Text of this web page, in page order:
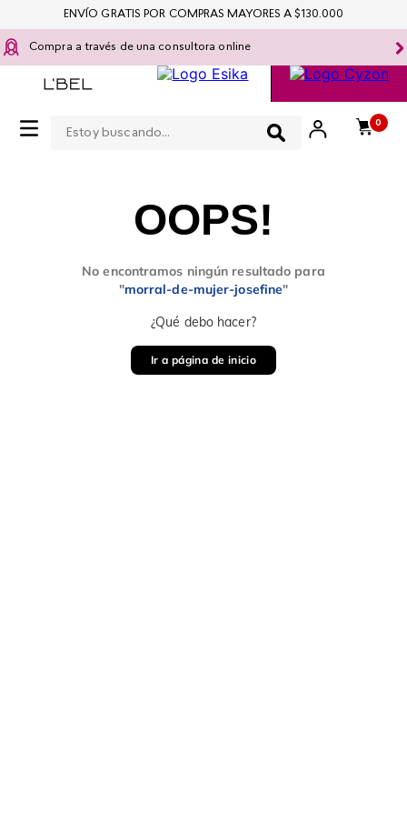
Compra a través de una consultora online
0
ENVÍO GRATIS POR COMPRAS MAYORES A $130.000
OOPS!
No encontramos ningún resultado para
"morral-de-mujer-josefine"
¿Qué debo hacer?
Ir a página de inicio